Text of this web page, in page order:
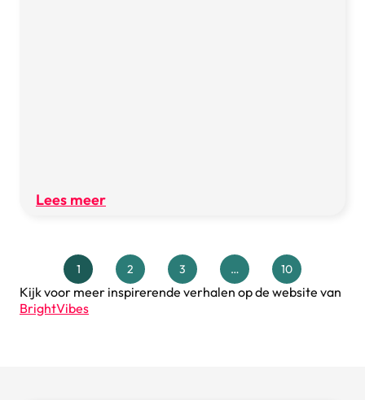
Lees meer
1 2 3 … 10
Kijk voor meer inspirerende verhalen op de website van
BrightVibes